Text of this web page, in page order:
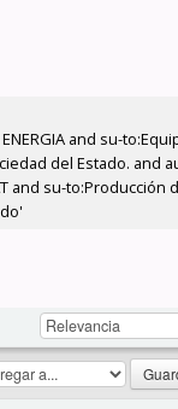
and su-
del Estado. and
and su-to:Producción